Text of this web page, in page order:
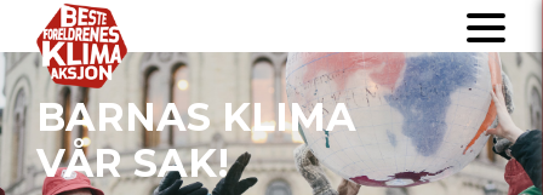
BARNAS KLIMA
VÅR SAK!